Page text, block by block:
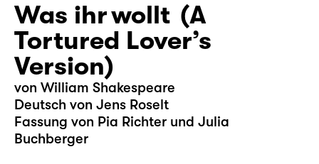
Was ihr wollt (A
Tortured Lover’s
Version)
von William Shakespeare
Deutsch von Jens Roselt
Fassung von Pia Richter und Julia
Buchberger